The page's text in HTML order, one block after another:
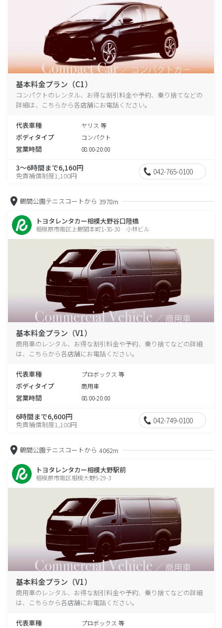
基本料金プラン（C1）
コンパクトのレンタル、お得な割引料金や予約、乗り捨てなどの
詳細は、こちらから各店舗にお電話ください。
代表車種 ヤリス 等
ボディタイプ コンパクト
営業時間 08:00-20:00
3～6時間まで6,160円
免責補償制度1,100円 042-765-0100
鶴間公園テニスコートから 3978m
トヨタレンタカー相模大野谷口陸橋
相模原市南区上鶴間本町1-38-30 小林ビル
基本料金プラン（V1）
商用車のレンタル、お得な割引料金や予約、乗り捨てなどの詳細
は、こちらから各店舗にお電話ください。
代表車種 プロボックス 等
ボディタイプ 商用車
営業時間 08:00-20:00
6時間まで6,600円
免責補償制度1,100円 042-749-0100
鶴間公園テニスコートから 4062m
トヨタレンタカー相模大野駅前
相模原市南区相模大野5-29-3
基本料金プラン（V1）
商用車のレンタル、お得な割引料金や予約、乗り捨てなどの詳細
は、こちらから各店舗にお電話ください。
代表車種 プロボックス 等